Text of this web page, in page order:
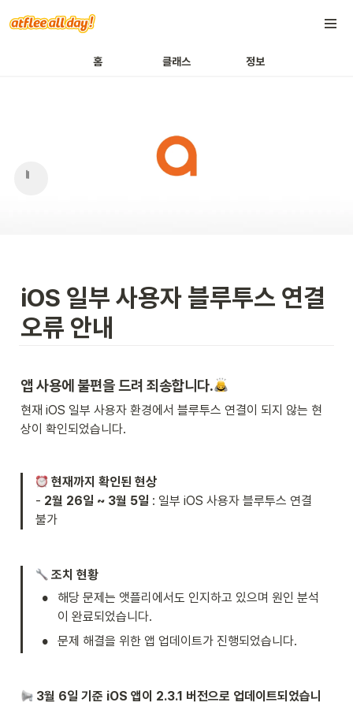
홈 클래스 정보
iOS 일부 사용자 블루투스 연결
오류 안내
앱 사용에 불편을 드려 죄송합니다.
현재 iOS 일부 사용자 환경에서 블루투스 연결이 되지 않는 현
상이 확인되었습니다.
현재까지 확인된 현상
- 2월 26일 ~ 3월 5일 : 일부 iOS 사용자 블루투스 연결
불가
조치 현황
•
해당 문제는 앳플리에서도 인지하고 있으며 원인 분석
이 완료되었습니다.
• 문제 해결을 위한 앱 업데이트가 진행되었습니다.
3월 6일 기준 iOS 앱이 2.3.1 버전으로 업데이트되었습니